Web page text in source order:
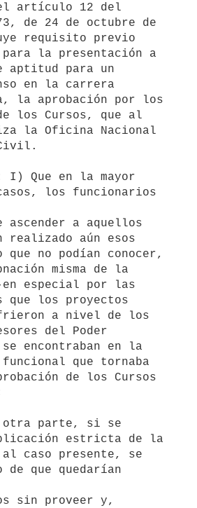
artículo 12 del
de 24 de octubre de
requisito previo
la presentación a
aptitud para un
en la carrera
la aprobación por los
los Cursos, que al
la Oficina Nacional
los funcionarios
ascender a aquellos
realizado aún esos
que no podían conocer,
misma de la
en especial por las
que los proyectos
a nivel de los
del Poder
encontraban en la
que tornaba
de los Cursos
estricta de la
al caso presente, se
que quedarían
sin proveer y,